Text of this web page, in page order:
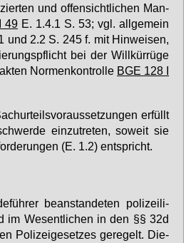
und of­fen­sicht­li­chen Man­
49 E. 1.4.1 S. 53; vgl. all­ge­mein
und 2.2 S. 245 f. mit Hin­wei­sen,
bei der Will­kür­rü­ge
Nor­men­kon­trol­le BGE 128 I
er­füllt
ein­zu­tre­ten, so­weit sie
(E. 1.2) ent­spricht.
be­an­stan­de­ten po­li­zei­li­
im We­sent­li­chen in den §§ 32d
Po­li­zei­ge­set­zes ge­re­gelt. Die­